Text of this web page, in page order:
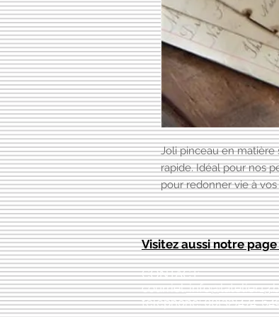
Joli pinceau en
rapide. Idéal pour nos
pour redonner vie à
Visitez aussi notre page
CONTACT:
courriel:
téléphone: 00(32)474-